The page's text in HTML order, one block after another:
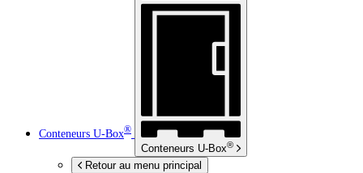
Conteneurs U-Box®
Conteneurs U-Box®
Retour au menu principal